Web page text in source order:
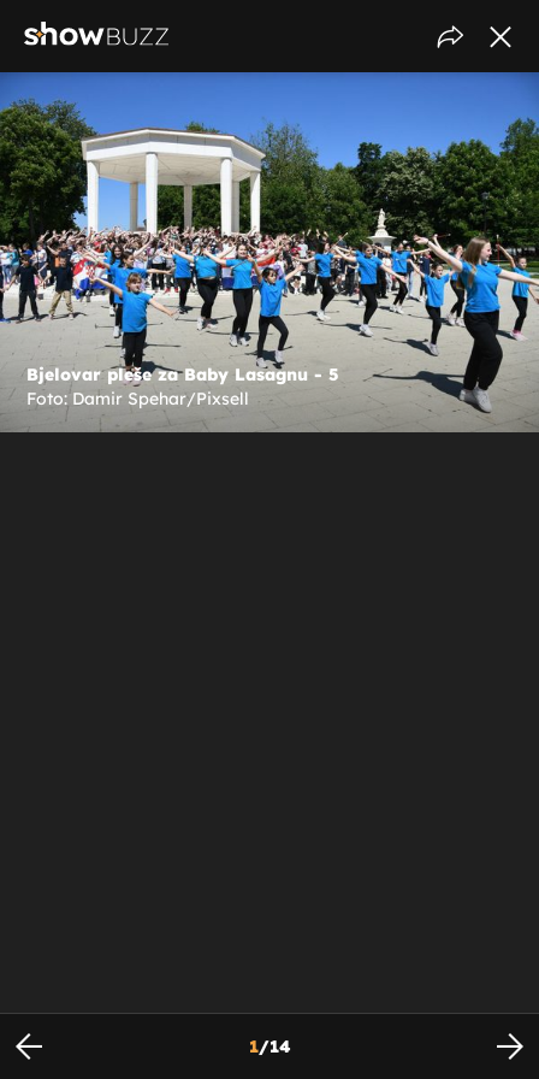
Bjelovar pleše za Baby Lasagnu - 5
Foto: Damir Spehar/Pixsell
1/14